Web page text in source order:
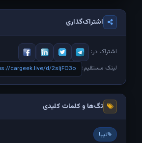
اشتراک‌گذاری
اشتراک در:
لینک مستقیم: cargeek.live/d/2sIjFO3o
تگ‌ها و کلمات کلیدی
تیبا